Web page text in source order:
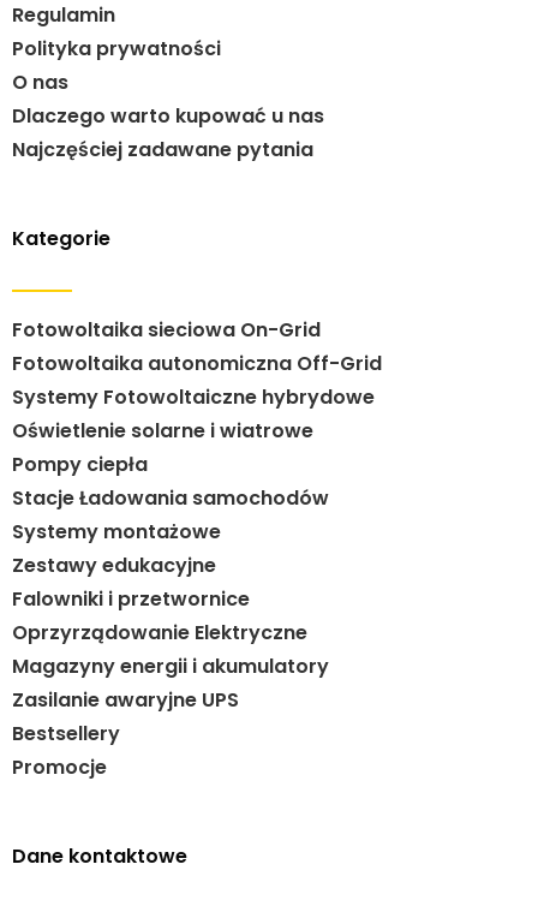
Regulamin
Polityka prywatności
O nas
Dlaczego warto kupować u nas
Najczęściej zadawane pytania
Kategorie
Fotowoltaika sieciowa On-Grid
Fotowoltaika autonomiczna Off-Grid
Systemy Fotowoltaiczne hybrydowe
Oświetlenie solarne i wiatrowe
Pompy ciepła
Stacje Ładowania samochodów
Systemy montażowe
Zestawy edukacyjne
Falowniki i przetwornice
Oprzyrządowanie Elektryczne
Magazyny energii i akumulatory
Zasilanie awaryjne UPS
Bestsellery
Promocje
Dane kontaktowe